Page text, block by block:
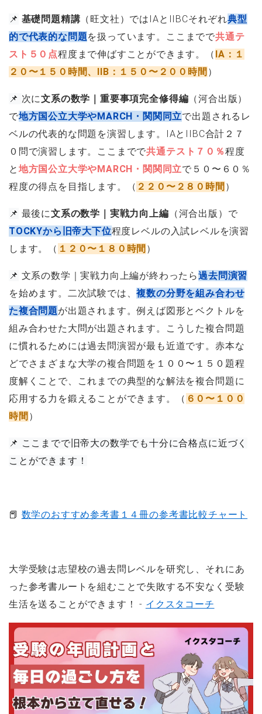
📌 基礎問題精講 （旺文社）ではIAとIIBCそれぞれ典型
的で代表的な問題を扱っています。ここまでで共通テ
スト５０点程度まで伸ばすことができます。（ IA：１
２０〜１５０時間、IIB：１５０〜２００時間 ）
📌 次に文系の数学｜重要事項完全修得編 （河合出版）
で地方国公立大学やMARCH・関関同立で出題されるレ
ベルの代表的な問題を演習します。IAとIIBC合計２７
０問で演習します。ここまでで共通テスト７０％程度
と 地方国公立大学やMARCH・関関同立で５０〜６０％
程度の得点を目指します。（ ２２０〜２８０時間 ）
📌 最後に文系の数学｜実戦力向上編 （河合出版）で
TOCKYから旧帝大下位程度レベルの入試レベルを演習
します。（ １２０〜１８０時間 ）
📌 文系の数学｜実戦力向上編が終わったら過去問演習
を始めます。二次試験では、複数の分野を組み合わせ
た複合問題が出題されます。例えば図形とベクトルを
組み合わせた大問が出題されます。こうした複合問題
に慣れるためには過去問演習が最も近道です。赤本な
どでさまざまな大学の複合問題を１００〜１５０題程
度解くことで、これまでの典型的な解法を複合問題に
応用する力を鍛えることができます。（ ６０〜１００
時間 ）
📌 ここまでで旧帝大の数学でも十分に合格点に近づく
ことができます！
📕 数学のおすすめ参考書１４冊の参考書比較チャート
大学受験は志望校の過去問レベルを研究し、それにあ
った参考書ルートを組むことで失敗する不安なく受験
生活を送ることができます！ - イクスタコーチ